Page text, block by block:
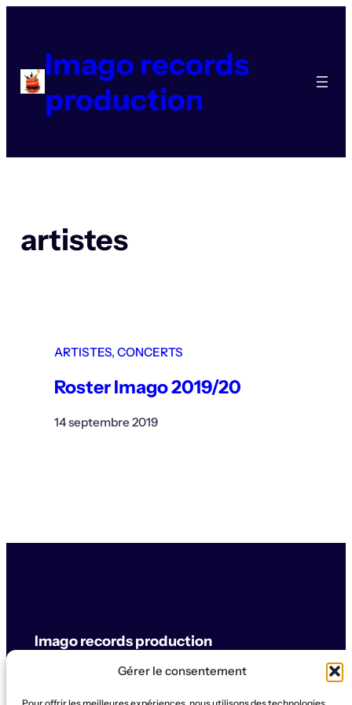
Gérer le consentement
contenuImago records
production
artistes
ARTISTES, CONCERTS
Roster Imago 2019/20
14 septembre 2019
Imago records production